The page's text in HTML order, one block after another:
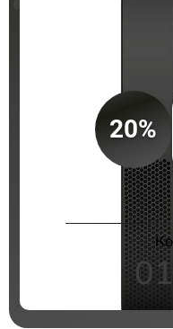
20%